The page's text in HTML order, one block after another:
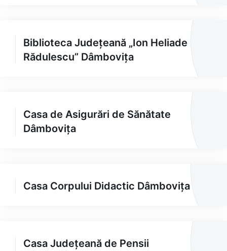
Biblioteca Județeană „Ion Heliade
Rădulescu” Dâmbovița
Casa de Asigurări de Sănătate
Dâmbovița
Casa Corpului Didactic Dâmbovița
Casa Județeană de Pensii